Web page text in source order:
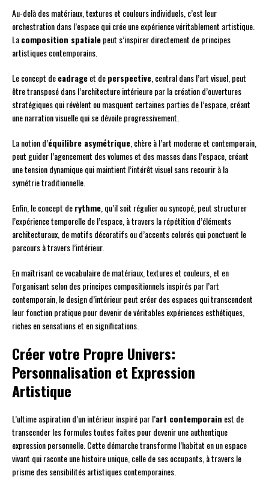
Au-delà des matériaux, textures et couleurs individuels, c’est leur
orchestration dans l’espace qui crée une expérience véritablement artistique.
Lacomposition spatialepeut s’inspirer directement de principes
artistiques contemporains.
Le concept decadrageet deperspective, central dans l’art visuel, peut
être transposé dans l’architecture intérieure par la création d’ouvertures
stratégiques qui révèlent ou masquent certaines parties de l’espace, créant
une narration visuelle qui se dévoile progressivement.
La notion d’équilibre asymétrique, chère à l’art moderne et contemporain,
peut guider l’agencement des volumes et des masses dans l’espace, créant
une tension dynamique qui maintient l’intérêt visuel sans recourir à la
symétrie traditionnelle.
Enfin, le concept derythme, qu’il soit régulier ou syncopé, peut structurer
l’expérience temporelle de l’espace, à travers la répétition d’éléments
architecturaux, de motifs décoratifs ou d’accents colorés qui ponctuent le
parcours à travers l’intérieur.
En maîtrisant ce vocabulaire de matériaux, textures et couleurs, et en
l’organisant selon des principes compositionnels inspirés par l’art
contemporain, le design d’intérieur peut créer des espaces qui transcendent
leur fonction pratique pour devenir de véritables expériences esthétiques,
riches en sensations et en significations.
Créer votre Propre Univers:
Personnalisation et Expression
Artistique
L’ultime aspiration d’un intérieur inspiré par l’art contemporain est de
transcender les formules toutes faites pour devenir une authentique
expression personnelle. Cette démarche transforme l’habitat en un espace
vivant qui raconte une histoire unique, celle de ses occupants, à travers le
prisme des sensibilités artistiques contemporaines.